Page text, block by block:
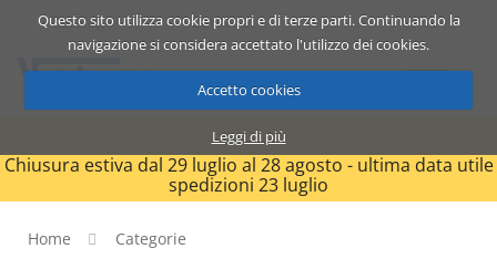
Questo sito utilizza cookie propri e di terze parti. Continuando la
navigazione si considera accettato l'utilizzo dei cookies.
Accetto cookies
Leggi di più
Catalogo Carrello ITA
Chiusura estiva dal 29 luglio al 28 agosto - ultima data utile
spedizioni 23 luglio
Home
Categorie